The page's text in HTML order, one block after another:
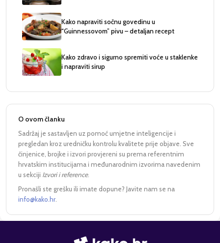
Kako napraviti sočnu govedinu u
“Guinnessovom” pivu – detaljan recept
Kako zdravo i sigurno spremiti voće u staklenke
i napraviti sirup
O ovom članku
Sadržaj je sastavljen uz pomoć umjetne inteligencije i
pregledan kroz uredničku kontrolu kvalitete prije objave. Sve
činjenice, brojke i izvori provjereni su prema referentnim
hrvatskim institucijama i međunarodnim izvorima navedenim
u sekciji Izvori i reference.
Pronašli ste grešku ili imate dopune? Javite nam se na
info@kako.hr